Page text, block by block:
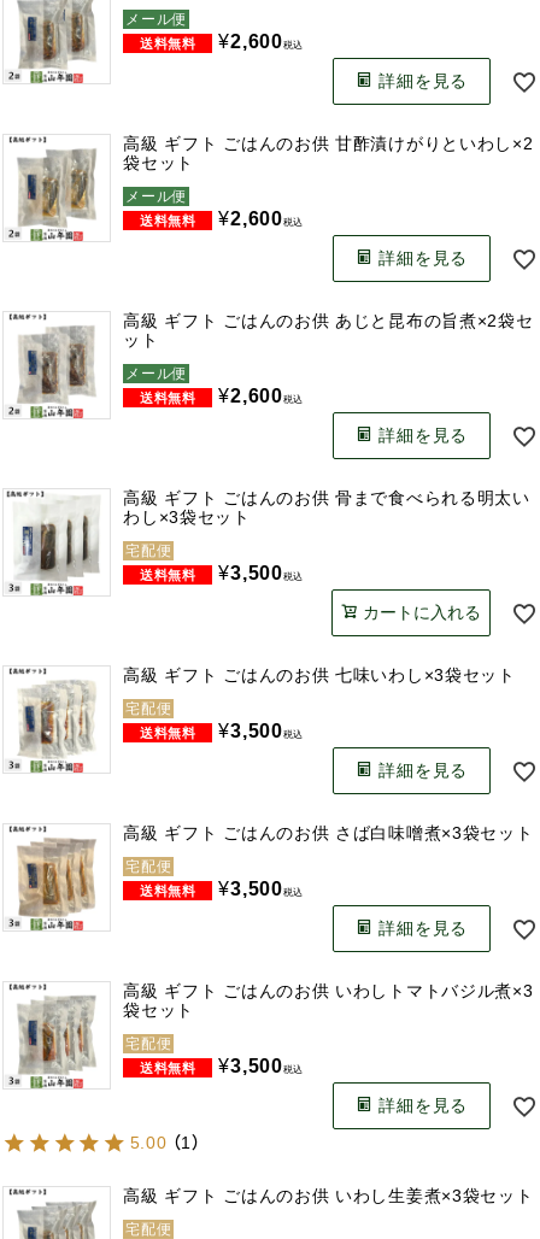
メール便
¥2,600税込
詳細を見る
高級 ギフト ごはんのお供 甘酢漬けがりといわし×2
袋セット
メール便
¥2,600税込
詳細を見る
高級 ギフト ごはんのお供 あじと昆布の旨煮×2袋セ
ット
メール便
¥2,600税込
詳細を見る
高級 ギフト ごはんのお供 骨まで食べられる明太い
わし×3袋セット
宅配便
¥3,500税込
カートに入れる
高級 ギフト ごはんのお供 七味いわし×3袋セット
宅配便
¥3,500税込
詳細を見る
高級 ギフト ごはんのお供 さば白味噌煮×3袋セット
宅配便
¥3,500税込
詳細を見る
高級 ギフト ごはんのお供 いわしトマトバジル煮×3
袋セット
宅配便
¥3,500税込
詳細を見る
5.00 （1 ）
高級 ギフト ごはんのお供 いわし生姜煮×3袋セット
宅配便